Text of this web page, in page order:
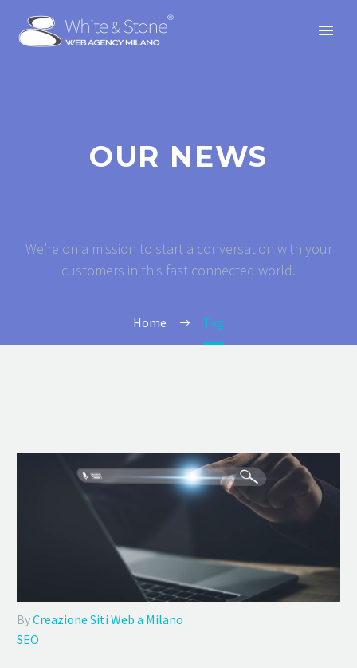
OUR NEWS
We’re on a mission to start a conversation with your
customers in this fast connected world.
Home Tag
ByCreazione Siti Web a Milano
SEO